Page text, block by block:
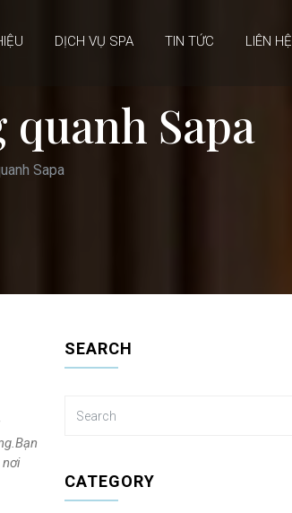
DỊCH VỤ SPA TIN TỨC LIÊN HỆ
Sapa
Sapa
Bạn
nơi
SEARCH
CATEGORY